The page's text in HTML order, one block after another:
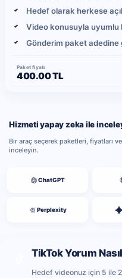
Hedef olarak herkese
Video konusuyla uyumlu
Gönderim paket adedine
Paket fiyatı
400.00 TL
Hizmeti yapay zeka ile
Bir araç seçerek paketleri, fiyatları
inceleyin.
ChatGPT
Perplexity
TikTok Yorum
Hedef videonuz için 5 ile